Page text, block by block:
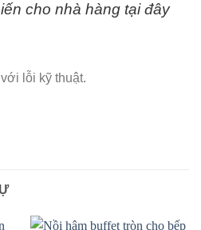
cho nhà hàng tại đây
lỗi kỹ thuật.